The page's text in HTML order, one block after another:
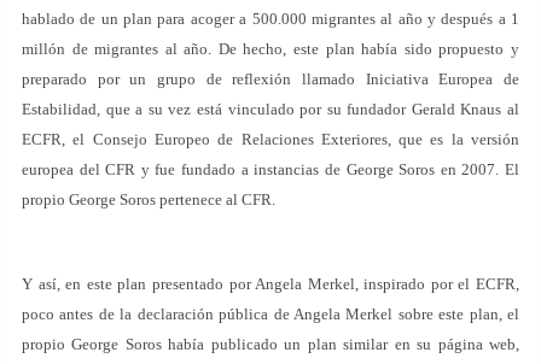
hablado de un plan para acoger a 500.000 migrantes al año y después a 1
millón de migrantes al año. De hecho, este plan había sido propuesto y
preparado por un grupo de reflexión llamado Iniciativa Europea de
Estabilidad, que a su vez está vinculado por su fundador Gerald Knaus al
ECFR, el Consejo Europeo de Relaciones Exteriores, que es la versión
europea del CFR y fue fundado a instancias de George Soros en 2007. El
propio George Soros pertenece al CFR.
Y así, en este plan presentado por Angela Merkel, inspirado por el ECFR,
poco antes de la declaración pública de Angela Merkel sobre este plan, el
propio George Soros había publicado un plan similar en su página web,